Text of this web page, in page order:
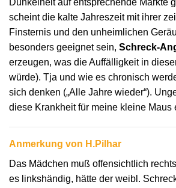
scheint die kalte Jahreszeit mit ihrer
Finsternis und den unheimlichen
besonders geeignet sein, Schreck-
erzeugen, was die Auffälligkeit in
würde). Tja und wie es chronisch
sich denken („Alle Jahre wieder“).
diese Krankheit für meine kleine Maus
Anmerkung von H.Pilhar
Das Mädchen muß offensichtlich
es linkshändig, hätte der weibl.